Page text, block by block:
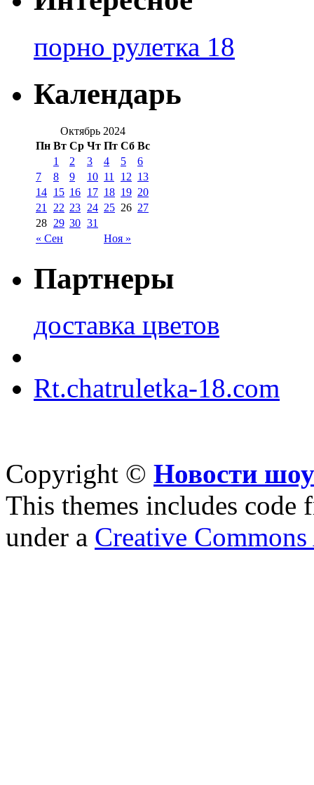
порно рулетка 18
Календарь
Октябрь 2024
Пн Вт Ср Чт Пт Сб Вс
« Сен Ноя »
1 2 3 4 5
6
7
8 9 10 11 12 13
14 15 16 17 18 19 20
21
22 23 24 25 26 27
28 29 30 31
Партнеры
доставка цветов
Rt.chatruletka-18.com
Copyright © Новости
This themes includes code
under a Creative